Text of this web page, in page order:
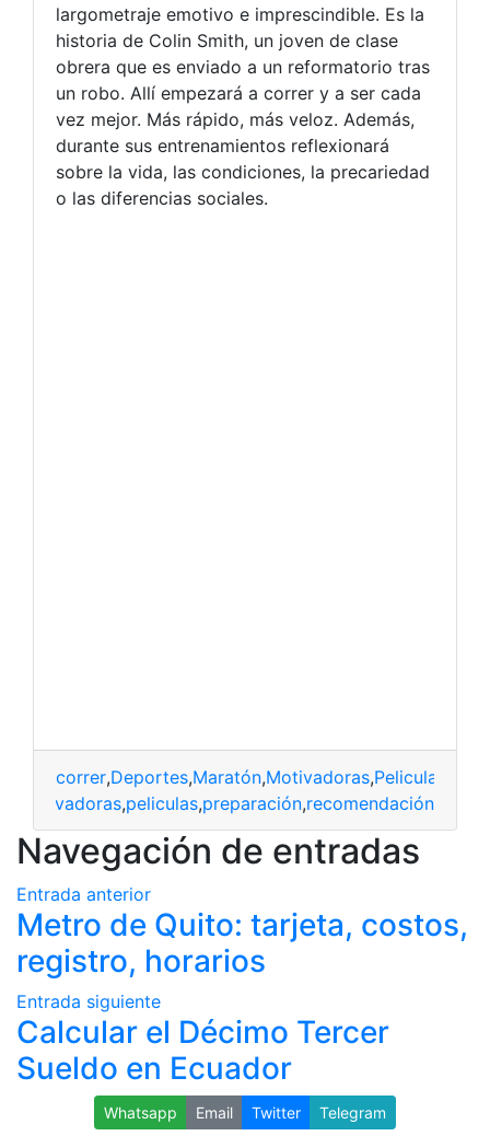
largometraje emotivo e imprescindible. Es la
historia de Colin Smith, un joven de clase
obrera que es enviado a un reformatorio tras
un robo. Allí empezará a correr y a ser cada
vez mejor. Más rápido, más veloz. Además,
durante sus entrenamientos reflexionará
sobre la vida, las condiciones, la precariedad
o las diferencias sociales.
correr,Deportes,Maratón,Motivadoras,Peliculas
motivadoras,peliculas,preparación,recomendación
Navegación de entradas
Entrada anterior
Metro de Quito: tarjeta, costos,
registro, horarios
Entrada siguiente
Calcular el Décimo Tercer
Sueldo en Ecuador
Whatsapp Email Twitter Telegram